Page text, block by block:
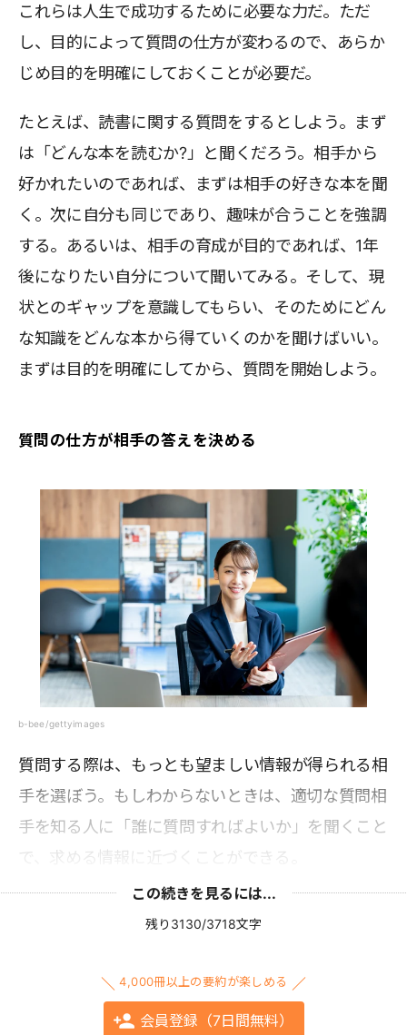
これらは人生で成功するために必要な力だ。ただ
し、目的によって質問の仕方が変わるので、あらか
じめ目的を明確にしておくことが必要だ。
たとえば、読書に関する質問をするとしよう。まず
は「どんな本を読むか?」と聞くだろう。相手から
好かれたいのであれば、まずは相手の好きな本を聞
く。次に自分も同じであり、趣味が合うことを強調
する。あるいは、相手の育成が目的であれば、1年
後になりたい自分について聞いてみる。そして、現
状とのギャップを意識してもらい、そのためにどん
な知識をどんな本から得ていくのかを聞けばいい。
まずは目的を明確にしてから、質問を開始しよう。
質問の仕方が相手の答えを決める
b-bee/gettyimages
質問する際は、もっとも望ましい情報が得られる相
手を選ぼう。もしわからないときは、適切な質問相
手を知る人に「誰に質問すればよいか」を聞くこと
で、求める情報に近づくことができる。
この続きを見るには...
残り3130/3718文字
4,000冊以上の要約が楽しめる
会員登録（7日間無料）